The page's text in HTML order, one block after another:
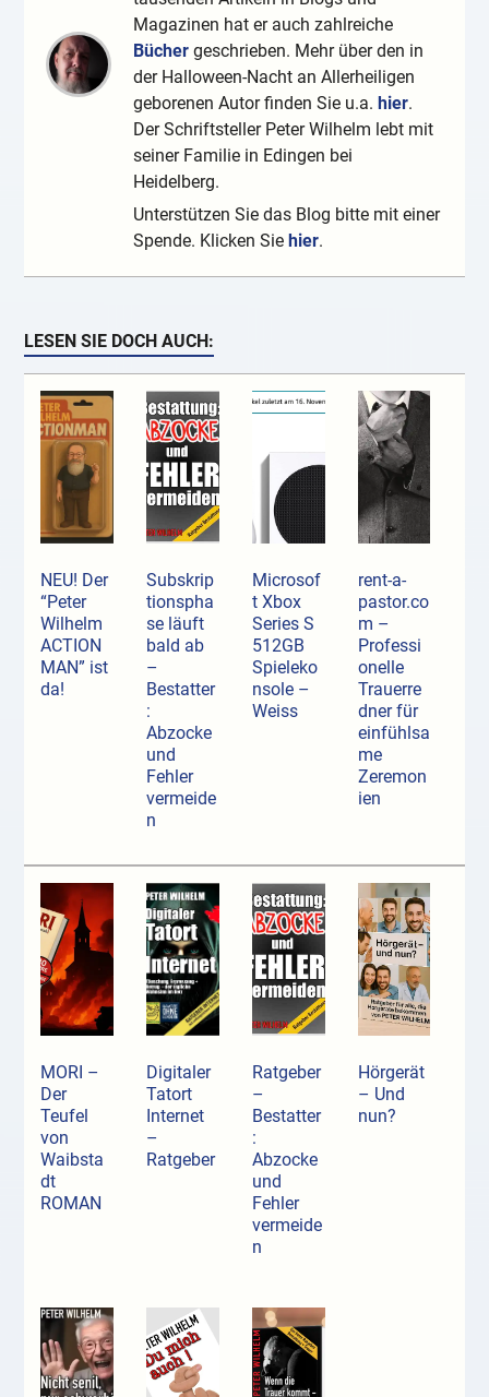
Magazinen hat er auch zahlreiche
Bücher geschrieben. Mehr über den in
der Halloween-Nacht an Allerheiligen
geborenen Autor finden Sie u.a. hier.
Der Schriftsteller Peter Wilhelm lebt mit
seiner Familie in Edingen bei
Heidelberg.
Unterstützen Sie das Blog bitte mit einer
Spende. Klicken Sie hier.
LESEN SIE DOCH AUCH:
NEU! Der
“Peter
Wilhelm
ACTION
MAN” ist
da!
Subskrip
tionspha
se läuft
bald ab
–
Bestatter
:
Abzocke
und
Fehler
vermeide
n
Microsof
t Xbox
Series S
512GB
Spieleko
nsole –
Weiss
rent-a-
pastor.co
m –
Professi
onelle
Trauerre
dner für
einfühlsa
me
Zeremon
ien
MORI –
Der
Teufel
von
Waibsta
dt
ROMAN
Digitaler
Tatort
Internet
–
Ratgeber
Ratgeber
–
Bestatter
:
Abzocke
und
Fehler
vermeide
n
Hörgerät
– Und
nun?